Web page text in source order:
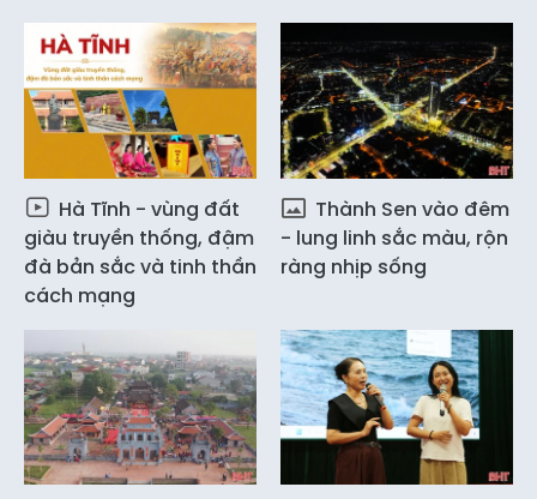
Hà Tĩnh - vùng đất
giàu truyền thống, đậm
đà bản sắc và tinh thần
cách mạng
Thành Sen vào đêm
- lung linh sắc màu, rộn
ràng nhịp sống